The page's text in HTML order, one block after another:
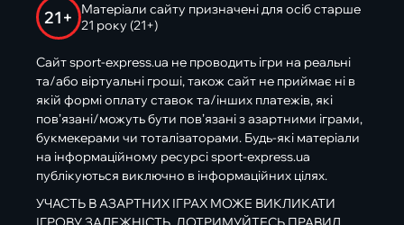
21+
Матеріали сайту призначені для осіб старше
21 року (21+)
Сайт sport-express.ua не проводить ігри на реальні
та/або віртуальні гроші, також сайт не приймає ні в
якій формі оплату ставок та/інших платежів, які
пов’язані/можуть бути пов’язані з азартними іграми,
букмекерами чи тоталізаторами. Будь-які матеріали
на інформаційному ресурсі sport-express.ua
публікуються виключно в інформаційних цілях.
УЧАСТЬ В АЗАРТНИХ ІГРАХ МОЖЕ ВИКЛИКАТИ